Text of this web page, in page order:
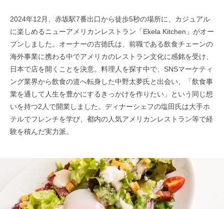
2024年12月、赤坂駅7番出口から徒歩5秒の場所に、カジュアル
に楽しめるニューアメリカンレストラン「Ekela Kitchen」がオー
プンしました。オーナーの古徳氏は、前職である飲食チェーンの
海外事業に携わる中でアメリカのレストラン文化に感銘を受け、
日本で店を開くことを決意。料理人を探す中で、SNSマーケティ
ング業界から飲食の道へ転身した中野太夢氏と出会い、「飲食事
業を通して人生を豊かにするきっかけを作りたい」という同じ想
いを持つ2人で開業しました。ディナーシェフの塩田氏は大手ホ
テルでフレンチを学び、都内の人気アメリカンレストラン等で経
験を積んだ実力派。